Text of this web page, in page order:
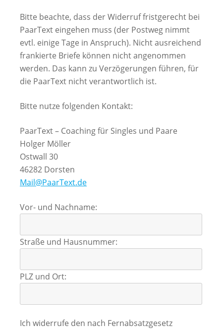
Bitte beachte, dass der Widerruf fristgerecht bei
PaarText eingehen muss (der Postweg nimmt
evtl. einige Tage in Anspruch). Nicht ausreichend
frankierte Briefe können nicht angenommen
werden. Das kann zu Verzögerungen führen, für
die PaarText nicht verantwortlich ist.
Bitte nutze folgenden Kontakt:
PaarText – Coaching für Singles und Paare
Holger Möller
Ostwall 30
46282 Dorsten
Mail@PaarText.de
Vor- und Nachname:
Straße und Hausnummer:
PLZ und Ort:
Ich widerrufe den nach Fernabsatzgesetz